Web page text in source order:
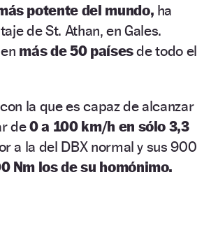
potente del mundo, ha
de St. Athan, en Gales.
más de 50 paísesde todo el
la que es capaz de alcanzar
de0 a 100 km/h en sólo 3,3
a la del DBX normal y sus 900
Nm los de su homónimo.